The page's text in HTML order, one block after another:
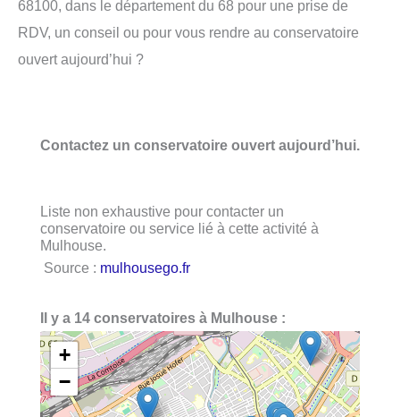
68100, dans le département du 68 pour une prise de
RDV, un conseil ou pour vous rendre au conservatoire
ouvert aujourd’hui ?
Contactez un conservatoire ouvert aujourd’hui.
Liste non exhaustive pour contacter un
conservatoire ou service lié à cette activité à
Mulhouse.
Source : mulhousego.fr
Il y a 14 conservatoires à Mulhouse :
+
−